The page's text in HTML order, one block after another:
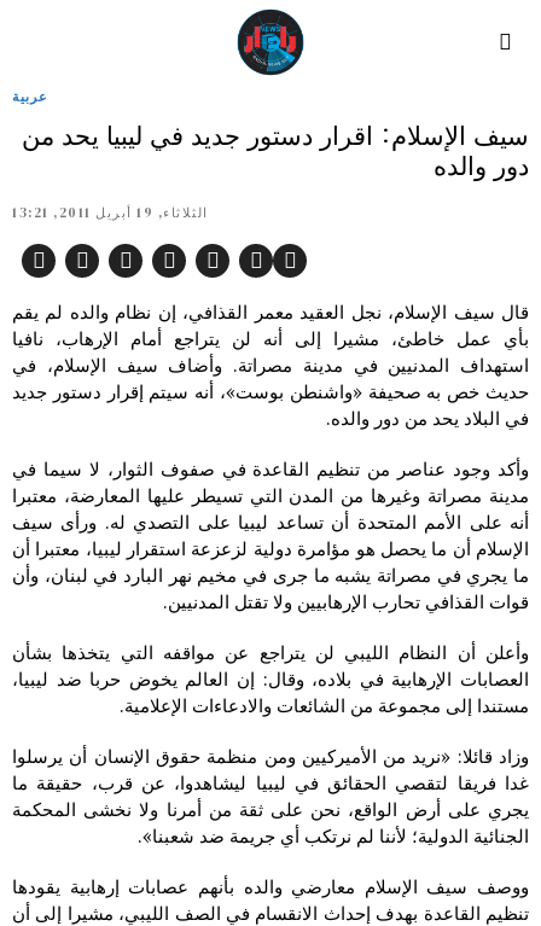
عربية
سيف الإسلام: اقرار دستور جديد في ليبيا يحد من
دور والده
الثلاثاء, 19 أبريل 2011, 13:21
قال سيف الإسلام، نجل العقيد معمر القذافي، إن نظام والده لم يقم
بأي عمل خاطئ، مشيرا إلى أنه لن يتراجع أمام الإرهاب، نافيا
استهداف المدنيين في مدينة مصراتة. وأضاف سيف الإسلام، في
حديث خص به صحيفة «واشنطن بوست»، أنه سيتم إقرار دستور جديد
في البلاد يحد من دور والده.
وأكد وجود عناصر من تنظيم القاعدة في صفوف الثوار، لا سيما في
مدينة مصراتة وغيرها من المدن التي تسيطر عليها المعارضة، معتبرا
أنه على الأمم المتحدة أن تساعد ليبيا على التصدي له. ورأى سيف
الإسلام أن ما يحصل هو مؤامرة دولية لزعزعة استقرار ليبيا، معتبرا أن
ما يجري في مصراتة يشبه ما جرى في مخيم نهر البارد في لبنان، وأن
قوات القذافي تحارب الإرهابيين ولا تقتل المدنيين.
وأعلن أن النظام الليبي لن يتراجع عن مواقفه التي يتخذها بشأن
العصابات الإرهابية في بلاده، وقال: إن العالم يخوض حربا ضد ليبيا،
مستندا إلى مجموعة من الشائعات والادعاءات الإعلامية.
وزاد قائلا: «نريد من الأميركيين ومن منظمة حقوق الإنسان أن يرسلوا
غدا فريقا لتقصي الحقائق في ليبيا ليشاهدوا، عن قرب، حقيقة ما
يجري على أرض الواقع، نحن على ثقة من أمرنا ولا نخشى المحكمة
الجنائية الدولية؛ لأننا لم نرتكب أي جريمة ضد شعبنا».
ووصف سيف الإسلام معارضي والده بأنهم عصابات إرهابية يقودها
تنظيم القاعدة بهدف إحداث الانقسام في الصف الليبي، مشيرا إلى أن